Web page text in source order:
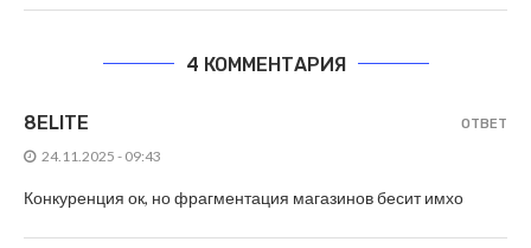
4 КОММЕНТАРИЯ
8ELITE
24.11.2025 - 09:43
Конкуренция ок, но фрагментация магазинов бесит имхо
ОТВЕТ